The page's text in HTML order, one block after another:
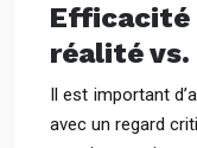
Efficacité
réalité
Il est important
avec un regard